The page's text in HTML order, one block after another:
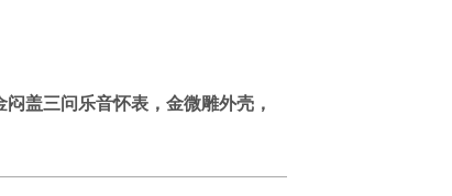
盖三问乐音怀表，金微雕外壳，